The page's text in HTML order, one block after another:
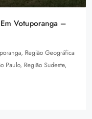
Votuporanga –
Região Geográfica
Paulo, Região Sudeste,